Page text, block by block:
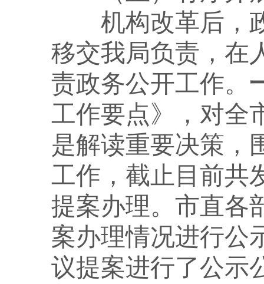
机构改革后，
移交我局负责，在
责政务公开工作。
工作要点》，对全
是解读重要决策，
工作，截止目前共
提案办理。市直各
案办理情况进行公
议提案进行了公示